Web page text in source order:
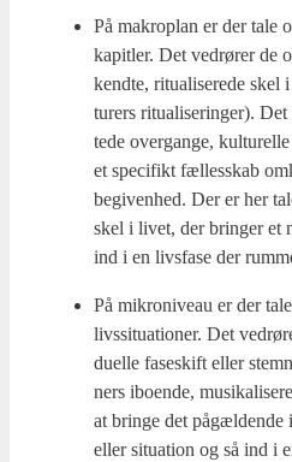
På makro­plan er der tale
ka­pit­ler. Det ved­rø­rer de
kend­te, ritu­a­li­se­re­de
tu­rers ritu­a­li­se­rin­ger).
te­de over­gan­ge,
et spe­ci­fikt fæl­les­skab
begi­ven­hed. Der er her
skel i livet, der brin­ger et
ind i en livs­fa­se der
På mikro­ni­veau er der
livs­si­tu­a­tio­ner. Det
du­el­le faseskift eller
ners ibo­en­de,
at brin­ge det
eller situ­a­tion og så ind i